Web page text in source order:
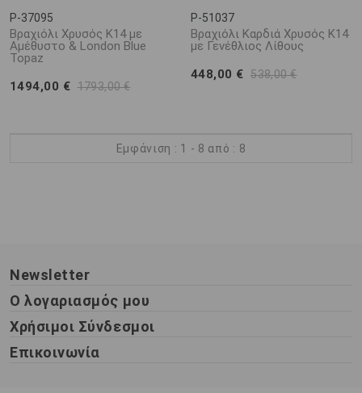
P-37095
Βραχιόλι Χρυσός Κ14 με
Αμέθυστο & London Blue
Topaz
1494,00 € 1793,00 €
P-51037
Βραχιόλι Καρδιά Χρυσός Κ14
με Γενέθλιος Λίθους
448,00 € 538,00 €
Εμφάνιση : 1 - 8 από : 8
Newsletter
Ο λογαριασμός μου
Χρήσιμοι Σύνδεσμοι
Επικοινωνία